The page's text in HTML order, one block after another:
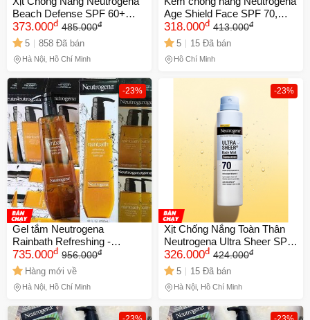
Beach Defense SPF 60+
240g - Bảo Vệ Da Hiệu Quả,
Kháng Nước, Dùng Cho Mọi
Hoạt Động Ngoài Trời
373.000đ 485.000đ
5 858 Đã bán
Hà Nội, Hồ Chí Minh
Age Shield Face SPF 70,
88ml
318.000đ 413.000đ
5 15 Đã bán
Hồ Chí Minh
-23%
Gel tắm Neutrogena
Rainbath Refreshing -
Original 1182ml
735.000đ 956.000đ
Hàng mới về
Hà Nội, Hồ Chí Minh
-23%
Xịt Chống Nắng Toàn Thân
Neutrogena Ultra Sheer SPF
70 - Bảo Vệ Da Trước Tia
UV, Cảm Giác Mát Mẻ, 141G
326.000đ 424.000đ
5 15 Đã bán
Hà Nội, Hồ Chí Minh